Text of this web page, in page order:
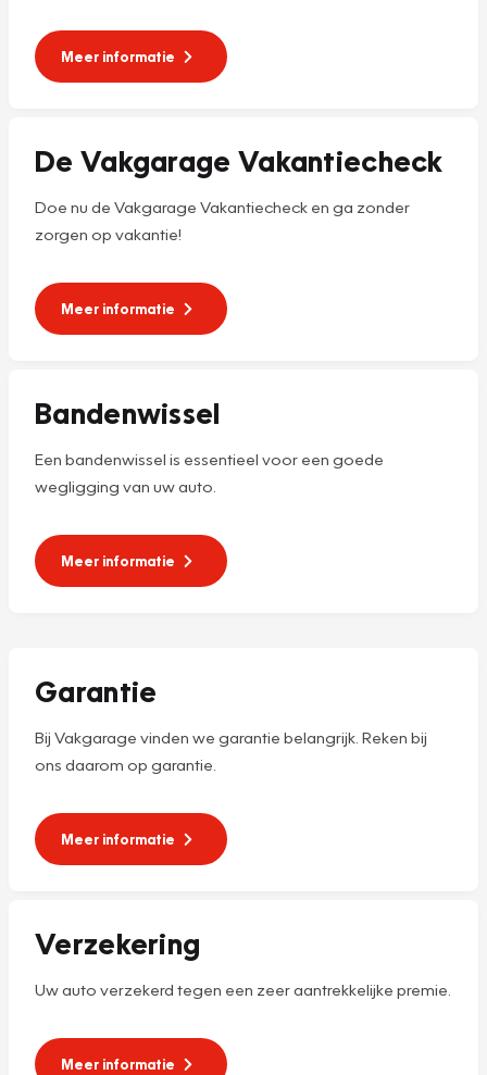
Meer informatie
De Vakgarage Vakantiecheck
Doe nu de Vakgarage Vakantiecheck en ga zonder
zorgen op vakantie!
Meer informatie
Bandenwissel
Een bandenwissel is essentieel voor een goede
wegligging van uw auto.
Meer informatie
Garantie
Bij Vakgarage vinden we garantie belangrijk. Reken bij
ons daarom op garantie.
Meer informatie
Verzekering
Uw auto verzekerd tegen een zeer aantrekkelijke premie.
Meer informatie